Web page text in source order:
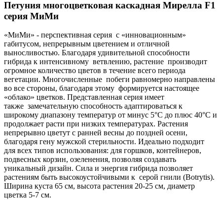
Петуния многоцветковая каскадная Мирелла F1
серия МиМи
«МиМи» - перспективная серия с «инновационным»
габитусом, непрерывным цветением и отличной
выносливостью. Благодаря удивительной способности
гибрида к интенсивному ветвлению, растение производит
огромное количество цветов в течение всего периода
вегетации. Многочисленные побеги равномерно направлены
во все стороны, благодаря этому формируется настоящее
«облако» цветков. Представленная серия имеет
также замечательную способность адаптироваться к
широкому диапазону температур от минус 5°С до плюс 40°С и
продолжает расти при низких температурах. Растения
непрерывно цветут с ранней весны до поздней осени,
благодаря гену мужской стерильности. Идеально подходит
для всех типов использования: для горшков, контейнеров,
подвесных корзин, озеленения, позволяя создавать
уникальный дизайн. Сила и энергия гибрида позволяет
растениям быть высокоустойчивыми к серой гнили (Botrytis).
Ширина куста 65 см, высота растения 20-25 см, диаметр
цветка 5-7 см.